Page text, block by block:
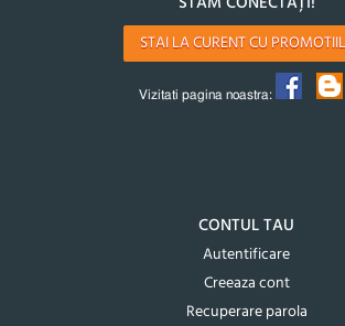
STAI LA CURENT CU
Vizitati pagina noastra:
CONTUL TAU
Autentificare
Creeaza cont
Recuperare parola